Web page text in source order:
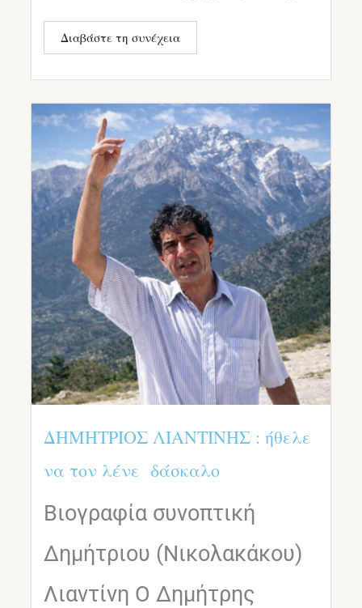
Διαβάστε τη συνέχεια
ΔΗΜΗΤΡΙΟΣ ΛΙΑΝΤΙΝΗΣ : ήθελε
να τον λένε δάσκαλο
Βιογραφία συνοπτική
Δημήτριου (Νικολακάκου)
Λιαντίνη Ο Δημήτρης